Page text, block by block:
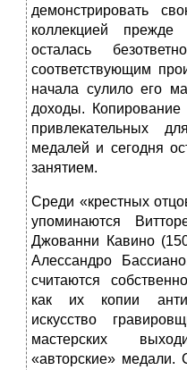
демонстрировать
коллекцией
осталась
соответствующим
начала сулило его
доходы.
привлекательных
медалей и сегодня
занятием.
Среди «крестных
упоминаются
Джованни Кавино
Алессандро
считаются
как их копии
искусство
мастерских
«авторские» медали.